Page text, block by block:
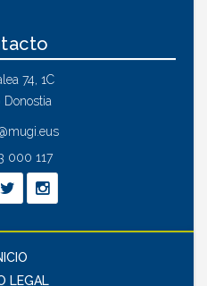
74, 1C
000 117
LEGAL